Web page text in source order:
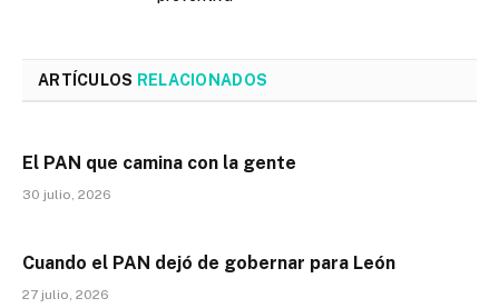
ARTÍCULOS RELACIONADOS
El PAN que camina con la gente
30 julio, 2026
Cuando el PAN dejó de gobernar para León
27 julio, 2026